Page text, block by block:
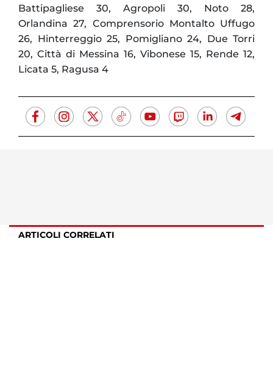
Battipagliese 30, Agropoli 30, Noto 28,
Orlandina 27, Comprensorio Montalto Uffugo
26, Hinterreggio 25, Pomigliano 24, Due Torri
20, Città di Messina 16, Vibonese 15, Rende 12,
Licata 5, Ragusa 4
ARTICOLI CORRELATI